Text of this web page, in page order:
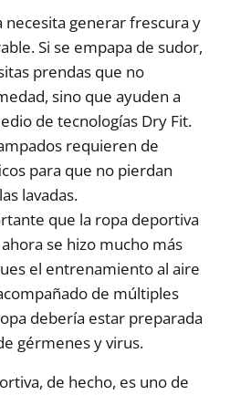
necesita generar frescura y
Si se empapa de sudor,
prendas que no
sino que ayuden a
de tecnologías Dry Fit.
requieren de
para que no pierdan
lavadas.
que la ropa deportiva
se hizo mucho más
el entrenamiento al aire
de múltiples
debería estar preparada
gérmenes y virus.
de hecho, es uno de